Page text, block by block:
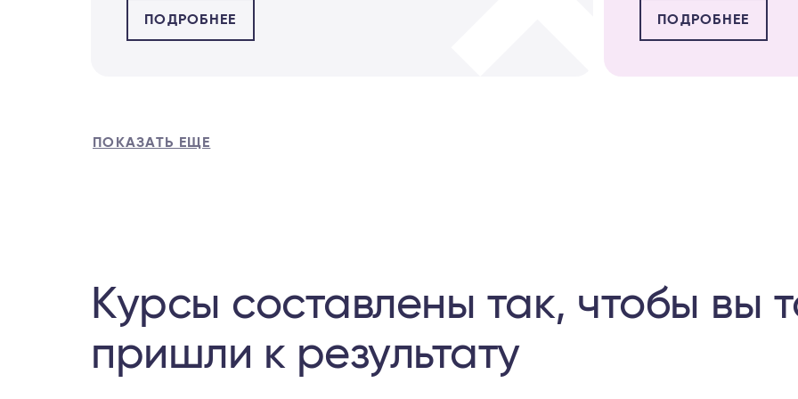
ПОДРОБНЕЕ ПОДРОБНЕЕ
ПОКАЗАТЬ ЕЩЕ
Курсы составлены так, чтобы вы
пришли к результату